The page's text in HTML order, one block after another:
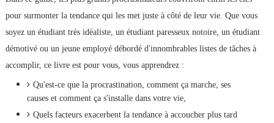
pour surmonter la tendance qui les met juste à côté de leur vie. Que vous
soyez un étudiant très idéaliste, un étudiant paresseux notoire, un étudiant
démotivé ou un jeune employé débordé d'innombrables listes de tâches à
accomplir, ce livre est pour vous, vous apprendrez :
Qu'est-ce que la procrastination, comment ça marche, ses
causes et comment ça s'installe dans votre vie,
Quels facteurs exacerbent la tendance à accoucher plus tard